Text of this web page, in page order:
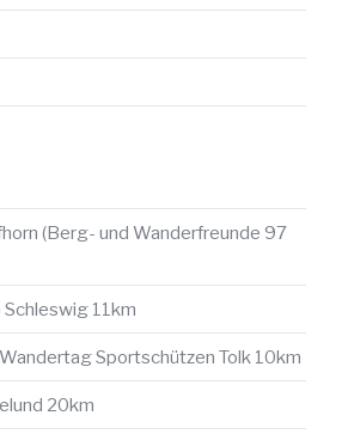
(Berg- und Wanderfreunde 97
11km
Sportschützen Tolk 10km
20km